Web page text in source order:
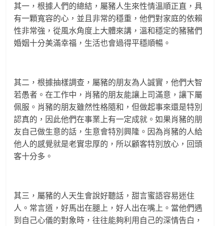
其一，根據人們的總結，屬豬人生來性情溫順正直，具
有一顆寬容的心，並且非常的穩重，他們對家庭的依賴
性非常強，從風水角度上大體來講，溫和穩定的豬豬們
婚姻十分美滿幸福，生活也會過得平穩順暢。
其二，根據抽樣調查，屬豬的朋友為人誠實，他們大智
若愚者。在工作中，肖豬的朋友能讓上司滿意，讓下屬
佩服。肖豬的朋友雖然性格隨和，但做起事來還是特別
認真的，因此他們在事業上有一定成就。如果肖豬的朋
友自己做生意的話，生意會特別興隆。因為肖豬的人給
他人的感覺就是老實忠厚的，所以顧客特別放心，回頭
客十分多。
其三，屬豬的人天生會說好聽話，甜言蜜語容易迷住
人。常言道，好馬出在腿上，好人出在嘴上。當他們遇
到自己心儀的對象時，往往能夠利用自己的深情告白，